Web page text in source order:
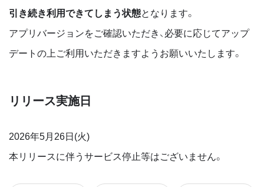
引き続き利用できてしまう状態となります。
アプリバージョンをご確認いただき、必要に応じてアップ
デートの上ご利用いただきますようお願いいたします。
リリース実施日
2026年5月26日(火)
本リリースに伴うサービス停止等はございません。